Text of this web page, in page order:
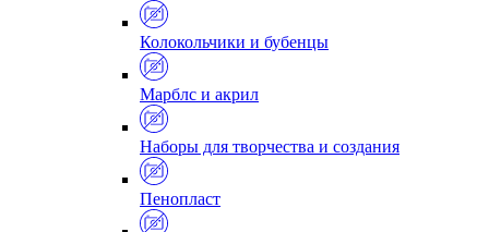
Колокольчики и бубенцы
Марблс и акрил
Наборы для творчества и создания
Пенопласт